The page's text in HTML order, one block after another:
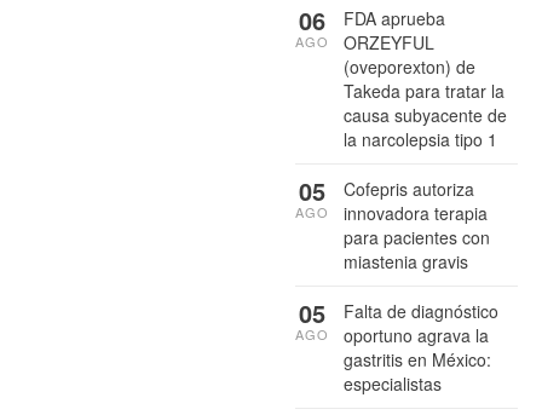
FDA aprueba
ORZEYFUL
(oveporexton) de
Takeda para tratar la
causa subyacente de
la narcolepsia tipo 1
06
AGO
Cofepris autoriza
innovadora terapia
para pacientes con
miastenia gravis
05
AGO
Falta de diagnóstico
oportuno agrava la
gastritis en México:
especialistas
05
AGO